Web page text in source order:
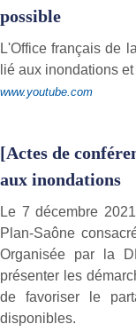
possible
L'Office français de
lié aux inondations
www.youtube.com
[Actes de
aux inondations
Le 7 décembre
Plan-Saône
Organisée par la
présenter les
de favoriser le
disponibles.